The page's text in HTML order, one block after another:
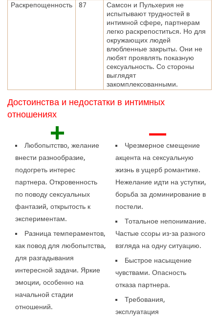
Раскрепощенность
87
Самсон и Пульхерия не
испытывают трудностей в
интимной сфере, партнерам
легко раскрепоститься. Но для
окружающих людей
влюбленные закрыты. Они не
любят проявлять показную
сексуальность. Со стороны
выглядят
закомплексованными.
Достоинства и недостатки в интимных
отношениях
+
Любопытство, желание
внести разнообразие,
подогреть интерес
партнера. Откровенность
по поводу сексуальных
фантазий, открытость к
экспериментам.
Разница темпераментов,
как повод для любопытства,
для разгадывания
интересной задачи. Яркие
эмоции, особенно на
начальной стадии
отношений.
—
Чрезмерное смещение
акцента на сексуальную
жизнь в ущерб романтике.
Нежелание идти на уступки,
борьба за доминирование в
постели.
Тотальное непонимание.
Частые ссоры из-за разного
взгляда на одну ситуацию.
Быстрое насыщение
чувствами. Опасность
отказа партнера.
Требования,
эксплуатация